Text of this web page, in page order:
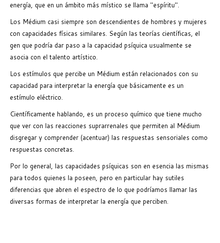
energía, que en un ámbito más místico se llama "espíritu".
Los Médium casi siempre son descendientes de hombres y mujeres
con capacidades físicas similares. Según las teorías científicas, el
gen que podría dar paso a la capacidad psíquica usualmente se
asocia con el talento artístico.
Los estímulos que percibe un Médium están relacionados con su
capacidad para interpretar la energía que básicamente es un
estímulo eléctrico.
Científicamente hablando, es un proceso químico que tiene mucho
que ver con las reacciones suprarrenales que permiten al Médium
disgregar y comprender (acentuar) las respuestas sensoriales como
respuestas concretas.
Por lo general, las capacidades psíquicas son en esencia las mismas
para todos quienes la poseen, pero en particular hay sutiles
diferencias que abren el espectro de lo que podríamos llamar las
diversas formas de interpretar la energía que perciben.